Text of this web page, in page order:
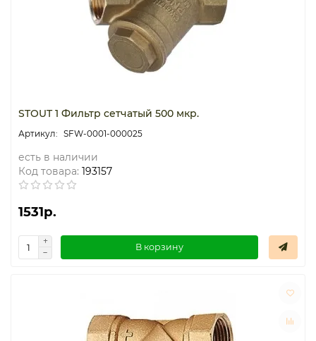
STOUT 1 Фильтр сетчатый 500 мкр.
SFW-0001-000025
есть в наличии
Код товара: 193157
1531р.
В корзину